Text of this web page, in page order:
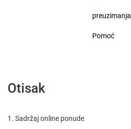
preuzimanja
Pomoć
Otisak
1. Sadržaj online ponude